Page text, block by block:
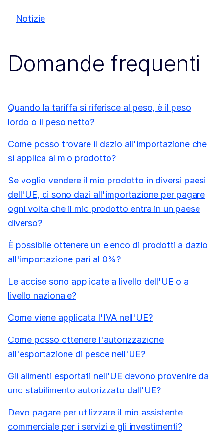
Notizie
Domande frequenti
Quando la tariffa si riferisce al peso, è il peso
lordo o il peso netto?
Come posso trovare il dazio all'importazione che
si applica al mio prodotto?
Se voglio vendere il mio prodotto in diversi paesi
dell'UE, ci sono dazi all'importazione per pagare
ogni volta che il mio prodotto entra in un paese
diverso?
È possibile ottenere un elenco di prodotti a dazio
all'importazione pari al 0%?
Le accise sono applicate a livello dell'UE o a
livello nazionale?
Come viene applicata l'IVA nell'UE?
Come posso ottenere l'autorizzazione
all'esportazione di pesce nell'UE?
Gli alimenti esportati nell'UE devono provenire da
uno stabilimento autorizzato dall'UE?
Devo pagare per utilizzare il mio assistente
commerciale per i servizi e gli investimenti?